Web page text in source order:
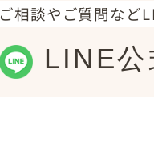
ご相談やご質問など
LINE公